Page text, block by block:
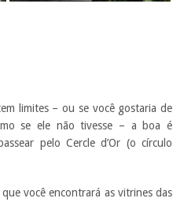
limites – ou se você gostaria de
se ele não tivesse – a boa é
pelo Cercle d’Or (o círculo
você encontrará as vitrines das